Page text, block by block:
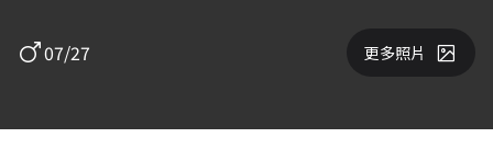
07/27 更多照片